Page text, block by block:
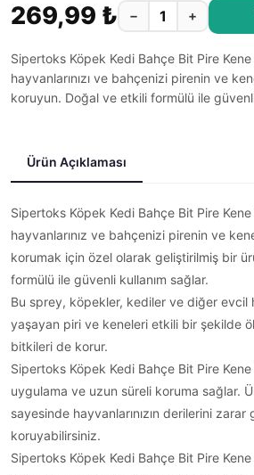
269,99 ₺ − +
Sipertoks Köpek Kedi Bahçe Bit Pire
hayvanlarınızı ve bahçenizi pirenin ve
koruyun. Doğal ve etkili formülü ile
Ürün Açıklaması
Sipertoks Köpek Kedi Bahçe Bit Pire
hayvanlarınız ve bahçenizi pirenin ve
korumak için özel olarak geliştirilmiş bir
formülü ile güvenli kullanım sağlar.
Bu sprey, köpekler, kediler ve diğer evcil
yaşayan piri ve keneleri etkili bir şekilde
bitkileri de korur.
Sipertoks Köpek Kedi Bahçe Bit Pire
uygulama ve uzun süreli koruma sağlar.
sayesinde hayvanlarınızın derilerini zarar
koruyabilirsiniz.
Sipertoks Köpek Kedi Bahçe Bit Pire